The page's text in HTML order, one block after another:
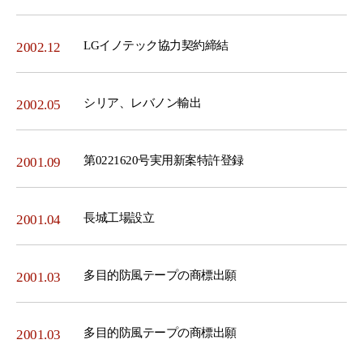
2002.12 LGイノテック協力契約締結
2002.05 シリア、レバノン輸出
2001.09 第0221620号実用新案特許登録
2001.04 長城工場設立
2001.03 多目的防風テープの商標出願
2001.03 多目的防風テープの商標出願